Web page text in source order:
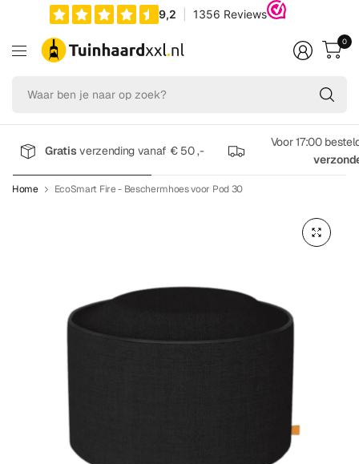
op
0
Gratisverzending vanaf € 50 ,-
Voor 17:00
Home EcoSmart Fire - Beschermhoes voor Pod 30